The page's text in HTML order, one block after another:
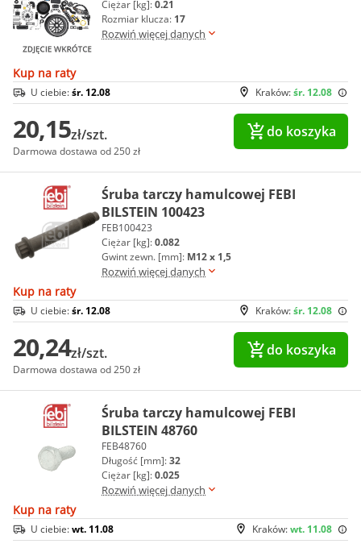
Ciężar [kg]:0.21
Rozmiar klucza: 17
Rozwiń więcej danych
Kup na raty
Kraków:śr. 12.08
U ciebie:śr. 12.08
20,15zł/szt.
Darmowa dostawa od 250 zł
do koszyka
Śruba tarczy hamulcowej FEBI
BILSTEIN 100423
FEB100423
Ciężar [kg]:0.082
Gwint zewn. [mm]: M12 x 1,5
Rozwiń więcej danych
Kup na raty
Kraków:śr. 12.08
U ciebie:śr. 12.08
20,24zł/szt.
Darmowa dostawa od 250 zł
do koszyka
Śruba tarczy hamulcowej FEBI
BILSTEIN 48760
FEB48760
Długość [mm]:32
Ciężar [kg]:0.025
Rozwiń więcej danych
Kup na raty
Kraków:wt. 11.08
U ciebie:wt. 11.08